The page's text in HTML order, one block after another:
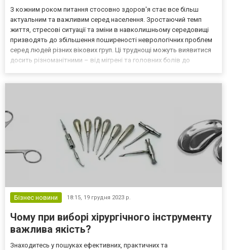
З кожним роком питання стосовно здоров'я стає все більш
актуальним та важливим серед населення. Зростаючий темп
життя, стресові ситуації та зміни в навколишньому середовищі
призводять до збільшення поширеності неврологічних проблем
серед людей різних вікових груп. Ці труднощі можуть виявитися
досить різноманітними – від мігрені та головних болів до
Бізнес новини 18:15, 19 грудня 2023 р.
Чому при виборі хірургічного інструменту
важлива якість?
Знаходитесь у пошуках ефективних, практичних та